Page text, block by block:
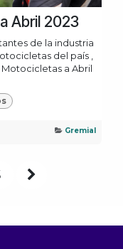
Abril 2023
de la industria
del país ,
a Abril
Gremial